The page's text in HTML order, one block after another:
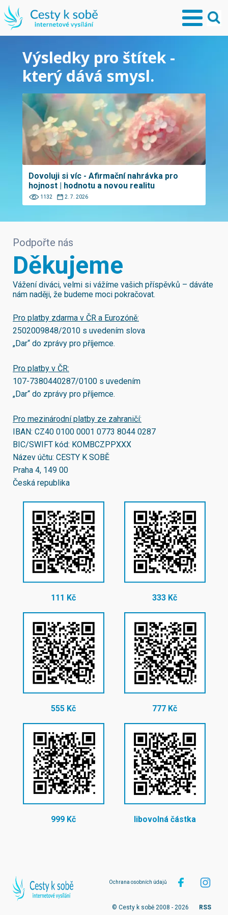
Výsledky pro štítek -
který dává smysl.
Dovoluji si víc - Afirmační nahrávka pro
hojnost | hodnotu a novou realitu
1132 2. 7. 2026
Podpořte nás
Děkujeme
Vážení diváci, velmi si vážíme vašich příspěvků – dáváte
nám naději, že budeme moci pokračovat.
Pro platby zdarma v ČR a Eurozóně:
2502009848/2010 s uvedením slova
„Dar“ do zprávy pro příjemce.
Pro platby v ČR:
107-7380440287/0100 s uvedením
„Dar“ do zprávy pro příjemce.
Pro mezinárodní platby ze zahraničí:
IBAN: CZ40 0100 0001 0773 8044 0287
BIC/SWIFT kód: KOMBCZPPXXX
Název účtu: CESTY K SOBĚ
Praha 4, 149 00
Česká republika
111 Kč 333 Kč
555 Kč 777 Kč
999 Kč libovolná částka
Ochrana osobních údajů
© Cesty k sobě 2008 - 2026 RSS